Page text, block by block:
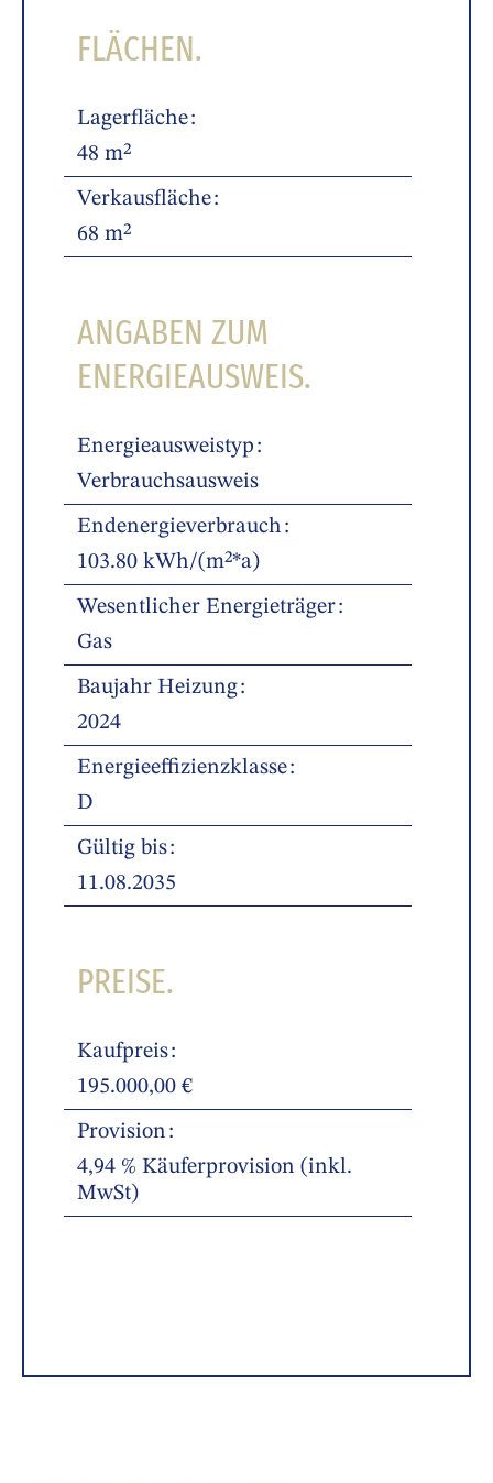
FLÄCHEN.
Lagerfläche
48 m²
Verkausfläche
68 m²
ANGABEN ZUM
ENERGIEAUSWEIS.
Energieausweistyp
Verbrauchsausweis
Endenergieverbrauch
103.80 kWh/(m²*a)
Wesentlicher Energieträger
Gas
Baujahr Heizung
2024
Energieeffizienzklasse
D
Gültig bis
11.08.2035
PREISE.
Kaufpreis
195.000,00 €
Provision
4,94 % Käuferprovision (inkl.
MwSt)